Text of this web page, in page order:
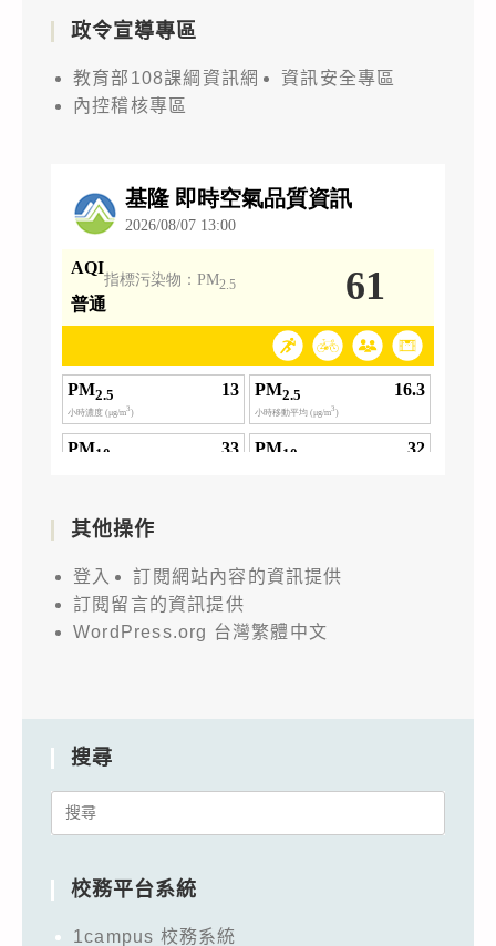
政令宣導專區
教育部108課綱資訊網
資訊安全專區
內控稽核專區
其他操作
登入
訂閱網站內容的資訊提供
訂閱留言的資訊提供
WordPress.org 台灣繁體中文
搜尋
Search
校務平台系統
1campus 校務系統